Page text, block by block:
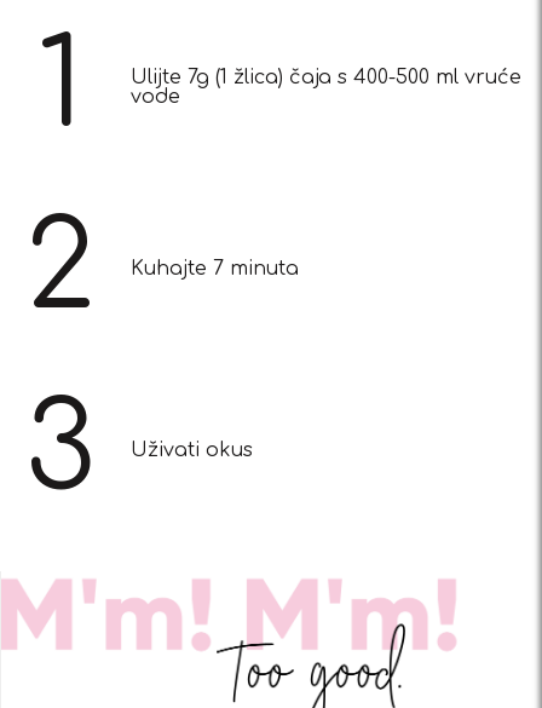
1
Ulijte 7g (1 žlica) čaja s 400-500 ml vruće
vode
2 Kuhajte 7 minuta
3 Uživati okus